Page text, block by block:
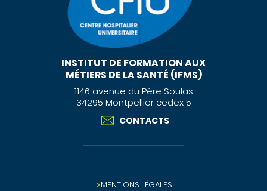
INSTITUT DE FORMATION AUX
MÉTIERS DE LA SANTÉ (IFMS)
1146 avenue du Père Soulas
34295 Montpellier cedex 5
CONTACTS
MENTIONS LÉGALES